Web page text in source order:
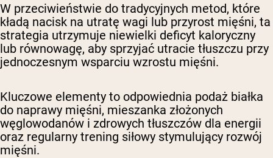
W przeciwieństwie do tradycyjnych metod, które
kładą nacisk na utratę wagi lub przyrost mięśni, ta
strategia utrzymuje niewielki deficyt kaloryczny
lub równowagę, aby sprzyjać utracie tłuszczu przy
jednoczesnym wsparciu wzrostu mięśni.
Kluczowe elementy to odpowiednia podaż białka
do naprawy mięśni, mieszanka złożonych
węglowodanów i zdrowych tłuszczów dla energii
oraz regularny trening siłowy stymulujący rozwój
mięśni.